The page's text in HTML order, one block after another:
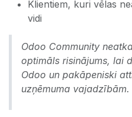
Klientiem, kuri vēlas
vidi
Odoo Community
optimāls risinājums, lai
Odoo un pakāpeniski
uzņēmuma vajadzībām.